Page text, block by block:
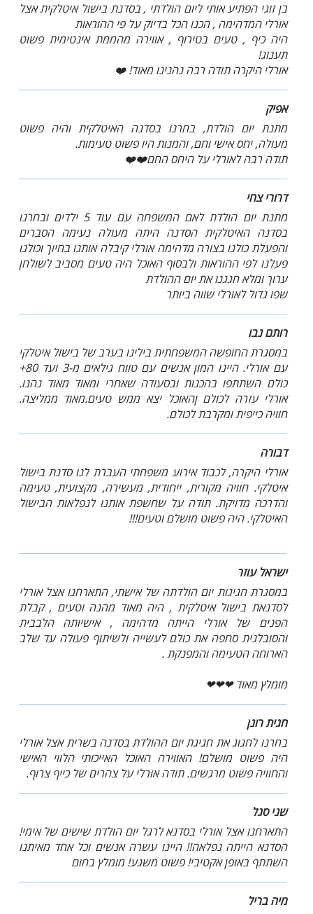
בן זוגי הפתיע אותי ליום הולדתי , בסדנת בישול איטלקית אצל
אורלי המדהימה , הכנו הכל בדיוק על פי ההוראות
היה כיף , טעים בטירוף , אווירה מהממת אינטימית פשוט
תענוג!
אורלי היקרה תודה רבה נהנינו מאוד! ❤️
אפיק
מתנת יום הולדת, בחרנו בסדנה האיטלקית והיה פשוט
מעולה, יחס אישי וחם, והמנות היו פשוט טעימות.
תודה רבה לאורלי על היחס החם❤️❤️
דרורי צחי
מתנת יום הולדת לאם המשפחה עם עוד 5 ילדים ובחרנו
בסדנה האיטלקית הסדנה היתה מעולה נעימה הסברים
והפעלת כולנו בצורה מדהימה אורלי קיבלה אותנו בחיוך וכולנו
פעלנו לפי ההוראות ולבסוף האוכל היה טעים מסביב לשולחן
ערוך ומלא חגגנו את יום ההולדת
שפו גדול לאורלי שווה ביותר
רותם נבו
במסגרת החופשה המשפחתית בילינו בערב של בישול איטלקי
עם אורלי. היינו המון אנשים עם טווח גילאים מ-3 ועד 80+
כולם השתתפו בהכנות ובסעודה שאחרי ומאוד מאוד נהנו.
אורלי עזרה לכולם ןהאוכל יצא ממש טעים.מאוד ממליצה.
חוויה כייפית ומקרבת לכולם.
דבורה
אורלי היקרה, לכבוד אירוע משפחתי העברת לנו סדנת בישול
איטלקי. חוויה מקורית, ייחודית, מעשירה, מקצועית, טעימה
והדרכה מדויקת. תודה על שחשפת אותנו לנפלאות הבישול
האיטלקי. היה פשוט מושלם וטעים!!!
ישראל עוזר
במסגרת חגיגות יום הולדתה של אישתי, התארחנו אצל אורלי
לסדנאת בישול איטלקית , היה מאוד מהנה וטעים , קבלת
הפנים של אורלי הייתה מדהימה , אישיותה הלבבית
והסובלנית סחפה את כולם לעשייה ולשיתוף פעולה עד שלב
הארוחה הטעימה והמפנקת .
מומלץ מאוד ❤❤❤
חגית רונן
בחרנו לחגוג את חגיגת יום ההולדת בסדנה בשרית אצל אורלי
היה פשוט מושלם! האווירה האוכל האייכותי הלווי האישי
והחוויה פשוט מרגשים. תודה אורלי על צהרים של כייף צרוף.
שני סגל
התארחנו אצל אורלי בסדנא לרגל יום הולדת שישים של אימי!
הסדנא הייתה נפלאה!! היינו עשרה אנשים וכל אחד מאיתנו
השתתף באופן אקטיבי! פשוט משגע! מומלץ בחום
מיה בריל